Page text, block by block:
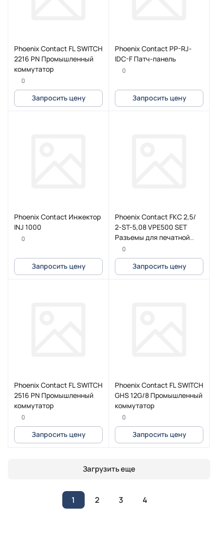
Phoenix Contact FL SWITCH
2216 PN Промышленный
коммутатор
0
Запросить цену
Phoenix Contact PP-RJ-
IDC-F Патч-панель
0
Запросить цену
Phoenix Contact Инжектор
INJ 1000
0
Запросить цену
Phoenix Contact FKC 2,5/
2-ST-5,08 VPE500 SET
Разъемы для печатной
платы
0
Запросить цену
Phoenix Contact FL SWITCH
2516 PN Промышленный
коммутатор
0
Запросить цену
Phoenix Contact FL SWITCH
GHS 12G/8 Промышленный
коммутатор
0
Запросить цену
Загрузить еще
1 2 3 4